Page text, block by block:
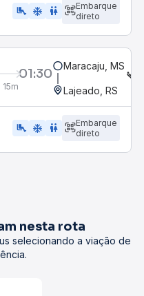
airline_seat_legroom_extra ac_unit WC
Embarque
direto
01:30
15m
Maracaju, MS
Lajeado, RS
airline_seat_legroom_extra ac_unit WC
Embarque
direto
nesta rota
selecionando a viação de